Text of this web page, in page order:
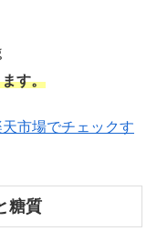
す。
市場でチェックす
糖質